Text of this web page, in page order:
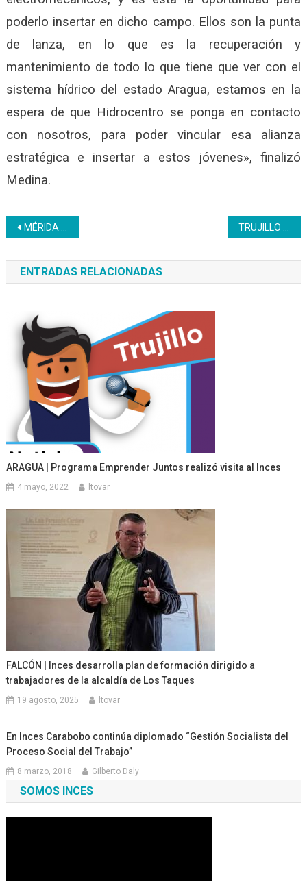
poderlo insertar en dicho campo. Ellos son la punta
de lanza, en lo que es la recuperación y
mantenimiento de todo lo que tiene que ver con el
sistema hídrico del estado Aragua, estamos en la
espera de que Hidrocentro se ponga en contacto
con nosotros, para poder vincular esa alianza
estratégica e insertar a estos jóvenes», finalizó
Medina.
Navegación
de
entradas
MÉRIDA | Inces inicia formación de brigadas de Minaguas TRUJILLO | Inces celebra I Encuentro virtual con entidades de trabajo
ENTRADAS RELACIONADAS
ARAGUA | Programa Emprender Juntos realizó visita al Inces
4 mayo, 2022 ltovar
FALCÓN | Inces desarrolla plan de formación dirigido a
trabajadores de la alcaldía de Los Taques
19 agosto, 2025 ltovar
En Inces Carabobo continúa diplomado “Gestión Socialista del
Proceso Social del Trabajo”
8 marzo, 2018 Gilberto Daly
SOMOS INCES